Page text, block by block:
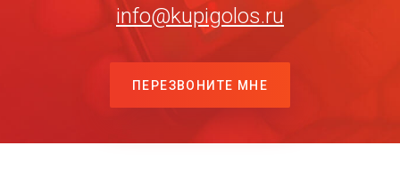
info@kupigolos.ru
ПЕРЕЗВОНИТЕ МНЕ